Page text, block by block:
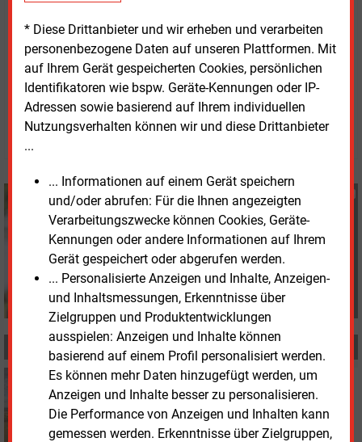
* Diese Drittanbieter und wir erheben und verarbeiten
personenbezogene Daten auf unseren Plattformen. Mit
auf Ihrem Gerät gespeicherten Cookies, persönlichen
Identifikatoren wie bspw. Geräte-Kennungen oder IP-
Adressen sowie basierend auf Ihrem individuellen
Nutzungsverhalten können wir und diese Drittanbieter
...
... Informationen auf einem Gerät speichern
und/oder abrufen: Für die Ihnen angezeigten
Verarbeitungszwecke können Cookies, Geräte-
Kennungen oder andere Informationen auf Ihrem
Gerät gespeichert oder abgerufen werden.
... Personalisierte Anzeigen und Inhalte, Anzeigen-
und Inhaltsmessungen, Erkenntnisse über
Zielgruppen und Produktentwicklungen
ausspielen: Anzeigen und Inhalte können
basierend auf einem Profil personalisiert werden.
Es können mehr Daten hinzugefügt werden, um
Anzeigen und Inhalte besser zu personalisieren.
Die Performance von Anzeigen und Inhalten kann
gemessen werden. Erkenntnisse über Zielgruppen,
Mitarbeitenden.
Donnerstag, 2.04.2026, 11:59 Uhr
Susanne Harmsen
© 2026 Energie & Management GmbH
Susanne Harmsen
+49 (0) 151 28207503
s.harmsen@energie-
und-management.de
MEHR ZUM THEMA
Montag, 27.07.2026, 10:30
E&M FINANZIERUNG
Nordex setzt auf milliardenschwere
Finanzierungsreserve